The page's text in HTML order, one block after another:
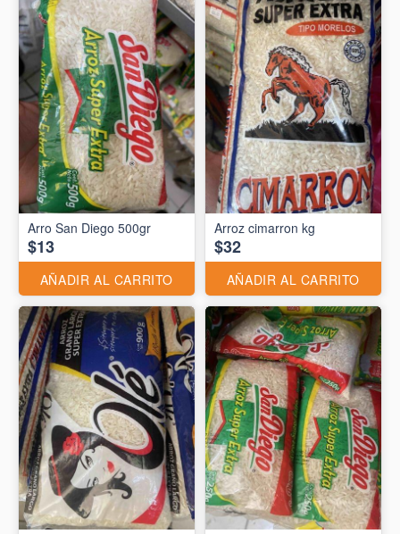
Arro San Diego 500gr
$13
AÑADIR AL CARRITO
Arroz cimarron kg
$32
AÑADIR AL CARRITO